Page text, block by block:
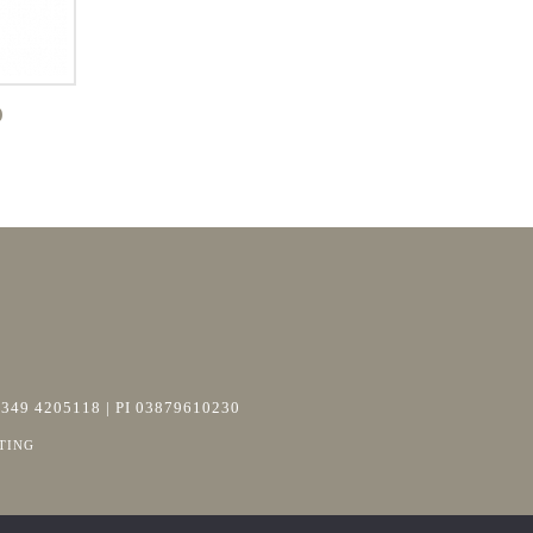
4205118 | PI 03879610230